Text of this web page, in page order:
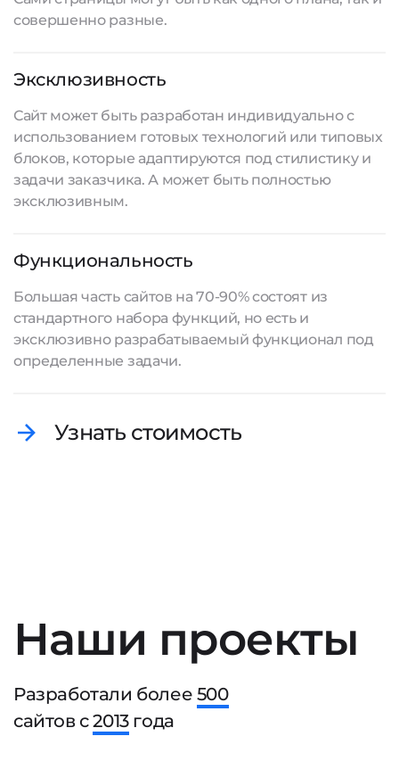
совершенно разные.
Эксклюзивность
Сайт может быть разработан индивидуально с
использованием готовых технологий или типовых
блоков, которые адаптируются под стилистику и
задачи заказчика. А может быть полностью
эксклюзивным.
Функциональность
Большая часть сайтов на 70-90% состоят из
стандартного набора функций, но есть и
эксклюзивно разрабатываемый функционал под
определенные задачи.
Узнать стоимость
Наши проекты
Разработали более 500
сайтов с2013года